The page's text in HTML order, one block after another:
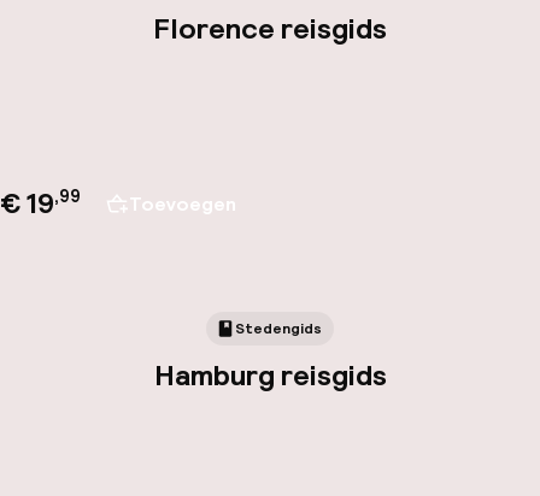
Florence reisgids
€ 19,99 Toevoegen
Stedengids
Hamburg reisgids